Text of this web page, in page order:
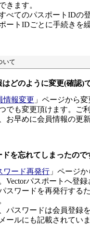
きます。
べてのパスポートIDの
ートIDごとに手続きを
いて
はどのように変更(確認)
情報変更 」ページから
でも変更頂けます。ご
お早めに会員情報の更
を忘れてしまったので
ワード再発行 」ページ
Vectorパスポートへ登
スワードを再発行する
パスワードは会員登録
ールにも記載されていま